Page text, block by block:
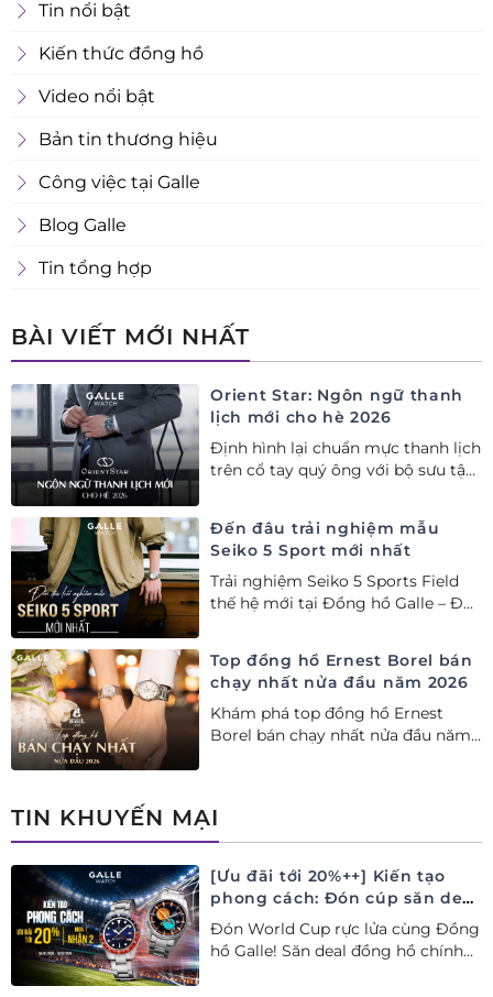
Tin nổi bật
Kiến thức đồng hồ
Video nổi bật
Bản tin thương hiệu
Công việc tại Galle
Blog Galle
Tin tổng hợp
BÀI VIẾT MỚI NHẤT
Orient Star: Ngôn ngữ thanh
lịch mới cho hè 2026
Định hình lại chuẩn mực thanh lịch
trên cổ tay quý ông với bộ sưu tập
Đến đâu trải nghiệm mẫu
Seiko 5 Sport mới nhất
Trải nghiệm Seiko 5 Sports Field
thế hệ mới tại Đồng hồ Galle – Đại
Top đồng hồ Ernest Borel bán
chạy nhất nửa đầu năm 2026
Khám phá top đồng hồ Ernest
Borel bán chạy nhất nửa đầu năm
TIN KHUYẾN MẠI
[Ưu đãi tới 20%++] Kiến tạo
phong cách: Đón cúp săn deal
– Siêu ưu đãi đồng hành cùng
World Cup
Đón World Cup rực lửa cùng Đồng
hồ Galle! Săn deal đồng hồ chính